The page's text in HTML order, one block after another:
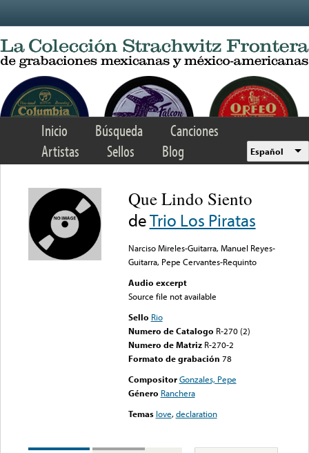
Inicio Búsqueda
Canciones
Artistas
Sellos Blog Español
Que Lindo Siento
deTrio Los Piratas
Narciso Mireles-Guitarra, Manuel Reyes-
Guitarra, Pepe Cervantes-Requinto
Audio excerpt
Source file not available
Sello Rio
Numero de Catalogo R-270 (2)
Numero de Matriz R-270-2
Formato de grabación 78
Compositor Gonzales, Pepe
Género Ranchera
Temas love,declaration